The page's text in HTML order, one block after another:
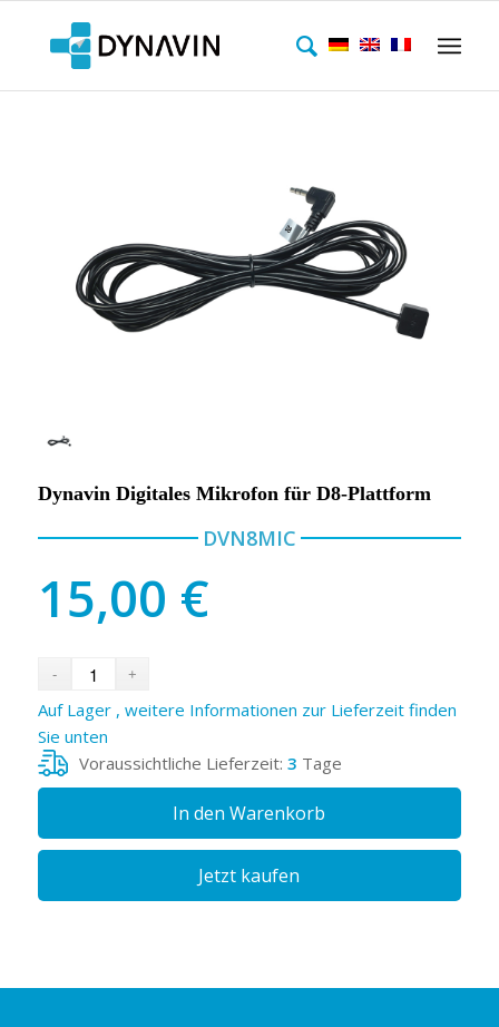
Dynavin Digitales Mikrofon für D8-Plattform
DVN8MIC
15,00 €
Auf Lager , weitere Informationen zur Lieferzeit finden
Sie unten
Voraussichtliche Lieferzeit: 3 Tage
In den Warenkorb
Jetzt kaufen